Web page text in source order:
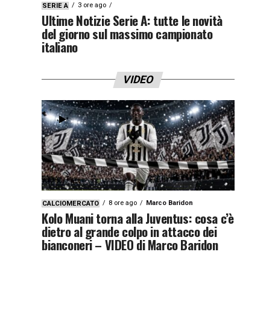
SERIE A 3 ore ago
Ultime Notizie Serie A: tutte le novità
del giorno sul massimo campionato
italiano
VIDEO
CALCIOMERCATO 8 ore ago Marco Baridon
Kolo Muani torna alla Juventus: cosa c’è
dietro al grande colpo in attacco dei
bianconeri – VIDEO di Marco Baridon